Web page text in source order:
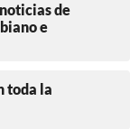
de
e
toda la